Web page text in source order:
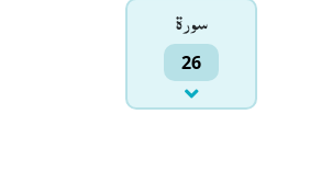
سورۃ
26